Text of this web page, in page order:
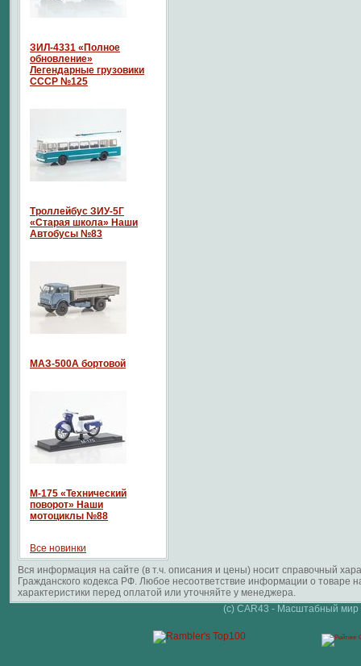
ЗИЛ-4331 «Полное
обновление»
Легендарные грузовики
СССР №125
Троллейбус ЗИУ-5Г
«Старая школа» Наши
Автобусы №83
МАЗ-500А бортовой
М-175 «Технический
поворот» Наши
мотоциклы №88
Все новинки
Вся информация на сайте (в т.ч. описания и цены) носит справочный
Гражданского кодекса РФ. Любое несоответствие информации о
характеристики перед оплатой или уточняйте у менеджера.
(c) CAR43 - Масштабный мир